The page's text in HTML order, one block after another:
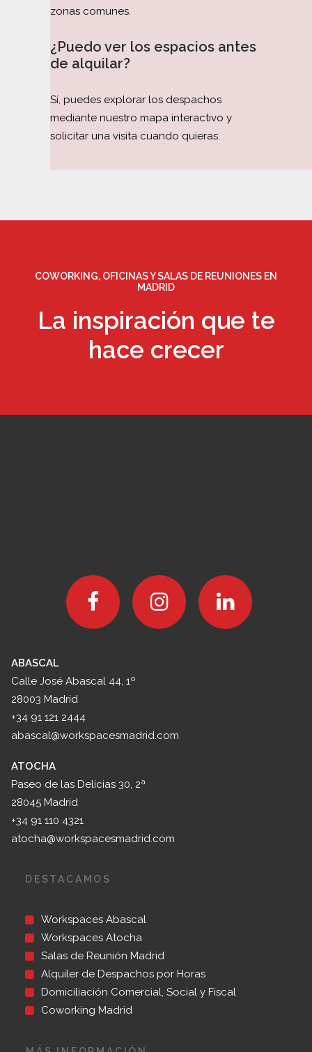
zonas comunes.
¿Puedo ver los espacios antes
de alquilar?
Sí, puedes explorar los despachos
mediante nuestro mapa interactivo y
solicitar una visita cuando quieras.
COWORKING, OFICINAS Y SALAS DE REUNIONES EN
MADRID
La inspiración que te
hace crecer
ABASCAL
Calle José Abascal 44, 1º
28003 Madrid
+34 91 121 2444
abascal@workspacesmadrid.com
ATOCHA
Paseo de las Delicias 30, 2ª
28045 Madrid
+34 91 110 4321
atocha@workspacesmadrid.com
DESTACAMOS
Workspaces Abascal
Workspaces Atocha
Salas de Reunión Madrid
Alquiler de Despachos por Horas
Domiciliación Comercial, Social y Fiscal
Coworking Madrid